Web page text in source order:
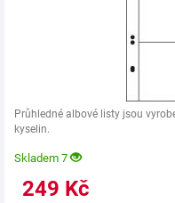
Průhledné albové listy jsou
kyselin.
Skladem 7
249 Kč